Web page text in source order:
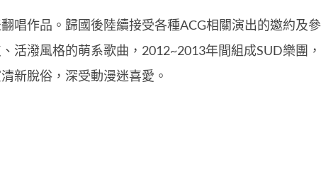
唱作品。歸國後陸續接受各種ACG相關演出的邀約及
活潑風格的萌系歌曲，2012~2013年間組成SUD樂團
新脫俗，深受動漫迷喜愛。